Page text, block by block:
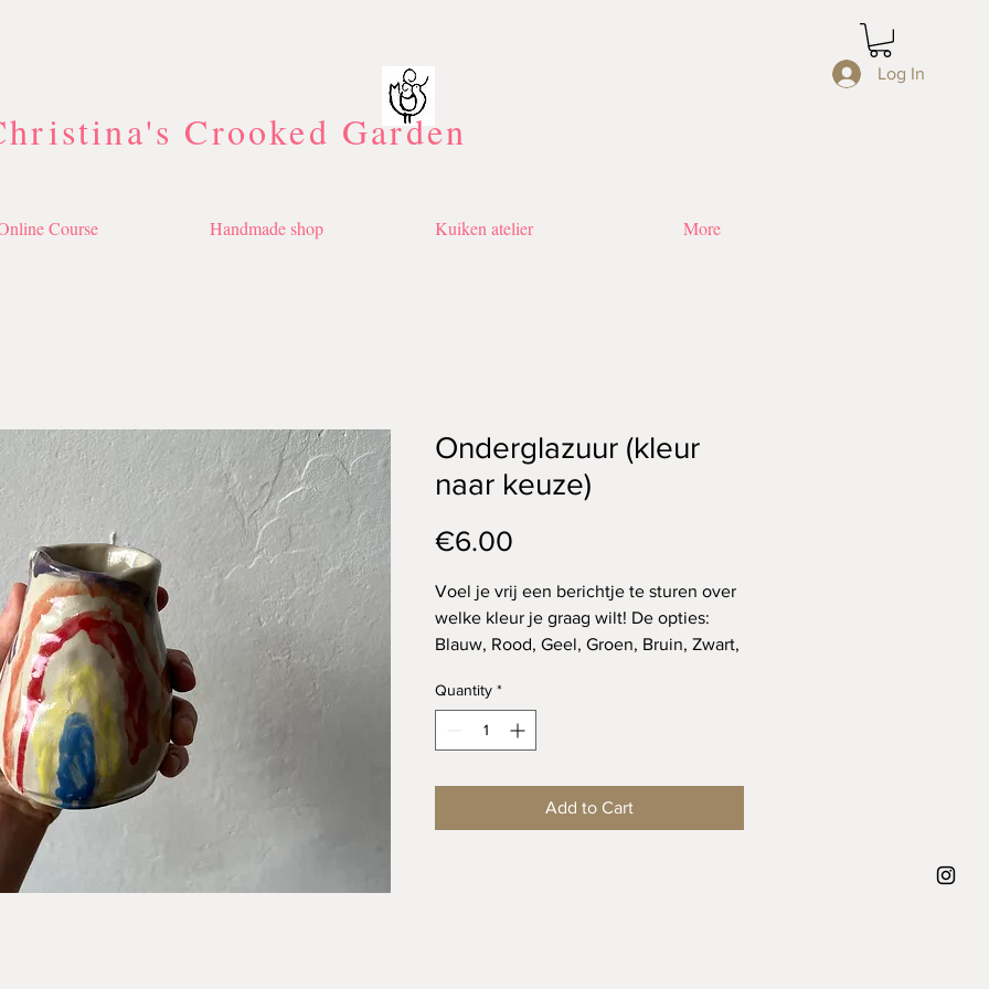
Crooked Garden
Log In
Course Handmade shop Kuiken atelier More
Onderglazuur (kleur
naar keuze)
€6.00
Voel je vrij een berichtje te sturen over
welke kleur je graag wilt! De opties:
Blauw, Rood, Geel, Groen, Bruin, Zwart,
Quantity *
Add to Cart